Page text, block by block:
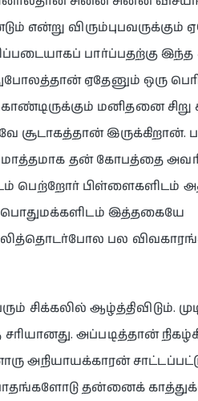
என்று விரும்புபவருக்கும்
பார்ப்பதற்கு இந்த
ஏதேனும் ஒரு
மனிதனை சிறு
சூடாகத்தான் இருக்கிறான்.
தன் கோபத்தை
பிள்ளைகளிடம்
பொதுமக்களிடம் இத்தகையே
பல
ஆழ்த்திவிடும்.
அப்படித்தான்
வாதங்களோடு தன்னைக்